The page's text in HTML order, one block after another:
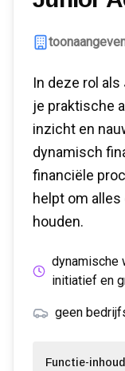
In deze rol
je praktische
inzicht en
dynamisch
financiële
helpt om
houden.
dynamische
initiatief en
geen
Functie-inhoud